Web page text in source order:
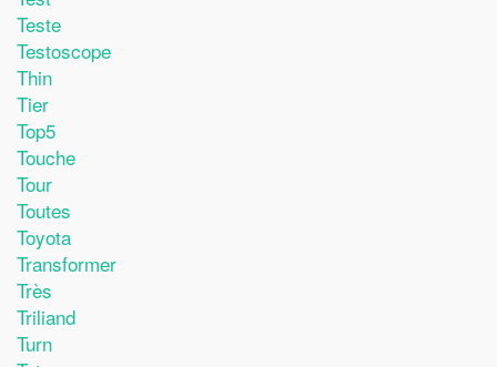
Teste
Testoscope
Thin
Tier
Top5
Touche
Tour
Toutes
Toyota
Transformer
Très
Triliand
Turn